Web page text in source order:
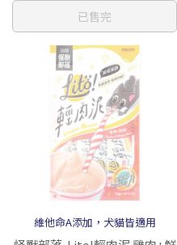
已售完
維他命A添加，犬貓皆適用